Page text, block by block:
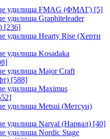
удилища FMAG (ФМАГ) [5]
удилища Graphiteleader
[236]
удилища Hearty Rise (Херти
удилища Kosadaka
удилища Major Craft
[588]
удилища Maximus
удилища Metsui (Метсуи)
удилища Narval (Нарвал) [40]
удилища Nordic Stage